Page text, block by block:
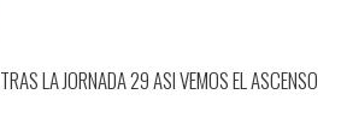
TRAS LA JORNADA 29 ASI VEMOS EL ASCENSO